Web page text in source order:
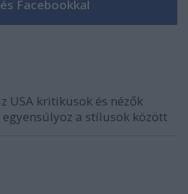
USA kritikusok és nézők
a stílusok között